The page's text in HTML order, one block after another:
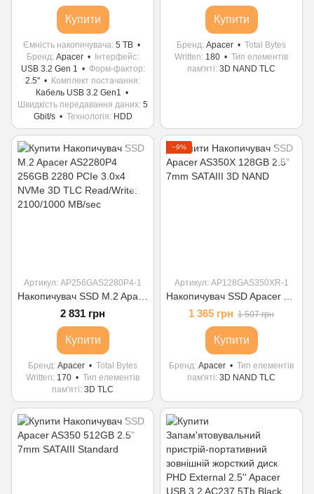
Купити
Ємність накопичувача 5 TB
Бренд Apacer
Інтерфейс
USB 3.2 Gen 1
Форм-фактор
2.5"
Комплект постачання
Кабель USB 3.2 Gen1
Швидкість передавання даних 5
Gbit/s
Технологія HDD
Купити
Бренд Apacer
Total Bytes
Written 180
Тип елементів
пам'яті 3D NAND TLC
Артикул: AP256GAS2280P4-1
Накопичувач SSD M.2 Apacer AS2280P4 256GB 2280 PCIe 3.0x4 NVMe 3D TLC Read/Write: 2100/1000 MB/sec
2 831 грн
Купити
Бренд Apacer
Total Bytes
Written 170
Тип елементів
пам'яті 3D TLC
−9%
Артикул: AP128GAS350XR-1
Накопичувач SSD Apacer AS350X 128GB 2.5" 7mm SATAIII 3D NAND
1 365 грн 1 507 грн
Купити
Бренд Apacer
Тип елементів
пам'яті 3D NAND TLC